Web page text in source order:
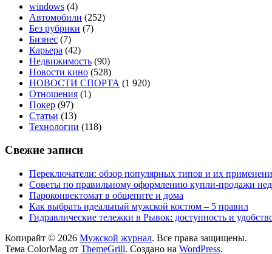
windows (4)
Автомобили (252)
Без рубрики (7)
Бизнес (7)
Карьера (42)
Недвижимость (90)
Новости кино (528)
НОВОСТИ СПОРТА (1 920)
Отношения (1)
Покер (97)
Статьи (13)
Технологии (118)
Свежие записи
Переключатели: обзор популярных типов и их
Советы по правильному оформлению купли-продажи
Пароконвектомат в общепите и дома
Как выбрать идеальный мужской костюм – 5 правил
Гидравлические тележки в Рывок: доступность и
Копирайт © 2026 Мужской журнал. Все права защищены.
Тема ColorMag от ThemeGrill. Создано на WordPress.